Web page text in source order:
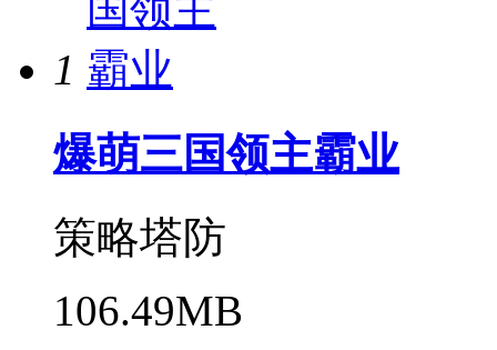
1
爆萌三国领主霸业
策略塔防
106.49MB